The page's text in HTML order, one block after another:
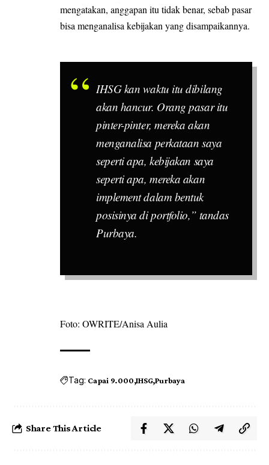
mengatakan, anggapan itu tidak benar, sebab pasar
bisa menganalisa kebijakan yang disampaikannya.
IHSG kan waktu itu dibilang
akan hancur. Orang pasar itu
pinter-pinter, mereka akan
menganalisa perkataan saya
seperti apa, kebijakan saya
seperti apa, mereka akan
implement dalam bentuk
posisinya di portfolio,” tandas
Purbaya.
Foto: OWRITE/Anisa Aulia
Tag: Capai 9.000 IHSG Purbaya
Share This Article